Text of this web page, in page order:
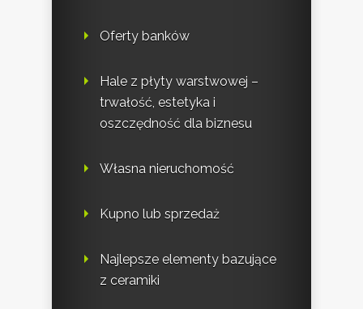
Oferty banków
Hale z płyty warstwowej –
trwałość, estetyka i
oszczędność dla biznesu
Własna nieruchomość
Kupno lub sprzedaż
Najlepsze elementy bazujące
z ceramiki